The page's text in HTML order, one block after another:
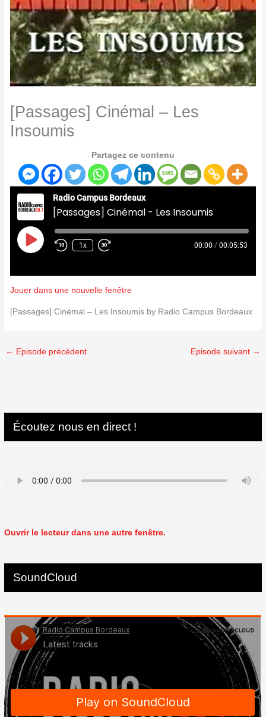
[Passages] Cinémal – Les
Insoumis
Partagez ce contenu
Radio Campus Bordeaux
[Passages] Cinémal - Les Insoumis
Play
Episode
1x 00:00 / 00:05:53
Jouer dans une nouvelle fenêtre
[Passages] Cinémal – Les Insoumis by Radio Campus Bordeaux
← Episode précédent Episode suivant →
Écoutez nous en direct !
Ouvrir le lecteur dans une autre fenêtre.
SoundCloud